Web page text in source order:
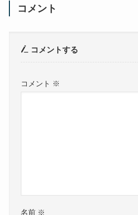
コメント
コメントする
コメント ※
名前 ※